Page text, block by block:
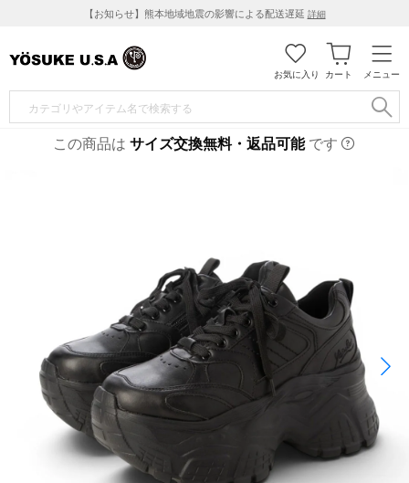
【お知らせ】熊本地域地震の影響による配送遅延 詳細
メニュー
カート
お気に入り
この商品は サイズ交換無料・返品可能です